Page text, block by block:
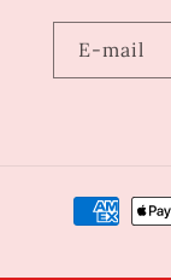
E-mail
Metode